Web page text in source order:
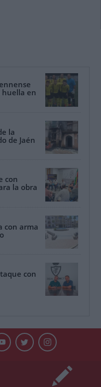
en
la
de Jaén
con
la obra
con arma
con